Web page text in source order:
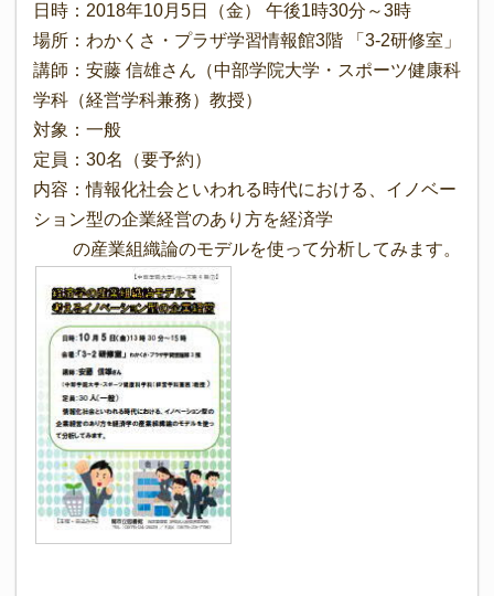
日時：2018年10月5日（金） 午後1時30分～3時
場所：わかくさ・プラザ学習情報館3階 「3-2研修室」
講師：安藤 信雄さん（中部学院大学・スポーツ健康科
学科（経営学科兼務）教授）
対象：一般
定員：30名（要予約）
内容：情報化社会といわれる時代における、イノベー
ション型の企業経営のあり方を経済学
の産業組織論のモデルを使って分析してみます。